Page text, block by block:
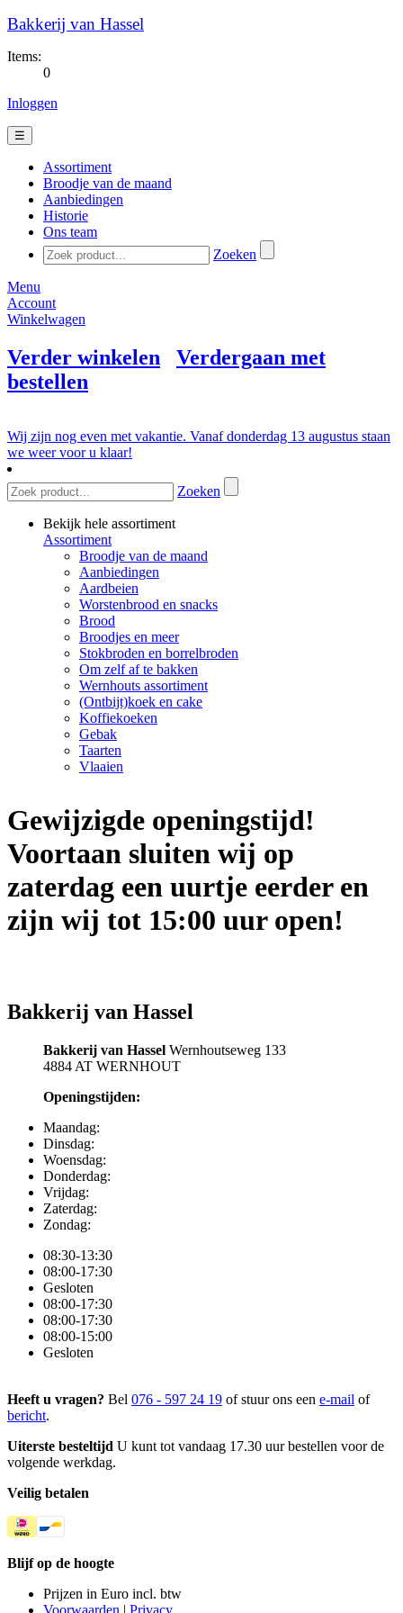
Bakkerij van Hassel
Items:
0
Inloggen
☰
Assortiment
Broodje van de maand
Aanbiedingen
Historie
Ons team
Zoeken
Menu
Account
Winkelwagen
Verder winkelen
Verdergaan met
bestellen
Wij zijn nog even met vakantie. Vanaf donderdag 13 augustus staan
we weer voor u klaar!
Zoeken
Bekijk hele assortiment
Assortiment
Broodje van de maand
Aanbiedingen
Aardbeien
Worstenbrood en snacks
Brood
Broodjes en meer
Stokbroden en borrelbroden
Om zelf af te bakken
Wernhouts assortiment
(Ontbijt)koek en cake
Koffiekoeken
Gebak
Taarten
Vlaaien
Gewijzigde openingstijd!
Voortaan sluiten wij op
zaterdag een uurtje eerder en
zijn wij tot 15:00 uur open!
Bakkerij van Hassel
Bakkerij van Hassel Wernhoutseweg 133
4884 AT WERNHOUT
Openingstijden:
Maandag:
Dinsdag:
Woensdag:
Donderdag:
Vrijdag:
Zaterdag:
Zondag:
08:30-13:30
08:00-17:30
Gesloten
08:00-17:30
08:00-17:30
08:00-15:00
Gesloten
Heeft u vragen? Bel 076 - 597 24 19 of stuur ons een e-mail of
bericht.
Uiterste besteltijd U kunt tot vandaag 17.30 uur bestellen voor de
volgende werkdag.
Veilig betalen
Blijf op de hoogte
Prijzen in Euro incl. btw
Voorwaarden | Privacy